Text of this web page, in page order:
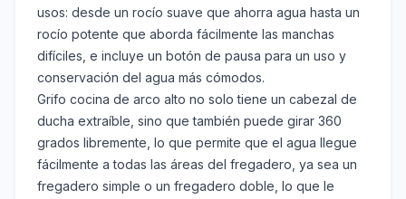
usos: desde un rocío suave que ahorra agua hasta un
rocío potente que aborda fácilmente las manchas
difíciles, e incluye un botón de pausa para un uso y
conservación del agua más cómodos.
Grifo cocina de arco alto no solo tiene un cabezal de
ducha extraíble, sino que también puede girar 360
grados libremente, lo que permite que el agua llegue
fácilmente a todas las áreas del fregadero, ya sea un
fregadero simple o un fregadero doble, lo que le